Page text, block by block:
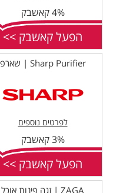
4% קאשבק
הפעל קאשבק >>
Sharp Purifier | שארפ
לפרטים נוספים
3% קאשבק
הפעל קאשבק >>
ZAGA | זגה פינות אוכל